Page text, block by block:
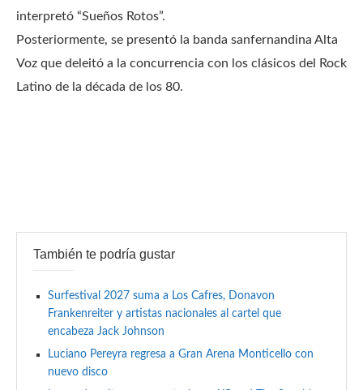
interpretó “Sueños Rotos”.
Posteriormente, se presentó la banda sanfernandina Alta
Voz que deleitó a la concurrencia con los clásicos del Rock
Latino de la década de los 80.
También te podría gustar
Surfestival 2027 suma a Los Cafres, Donavon
Frankenreiter y artistas nacionales al cartel que
encabeza Jack Johnson
Luciano Pereyra regresa a Gran Arena Monticello con
nuevo disco